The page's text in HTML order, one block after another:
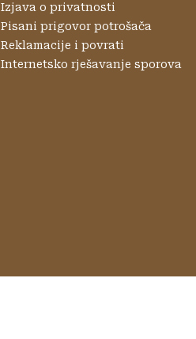
Izjava o privatnosti
Pisani prigovor potrošača
Reklamacije i povrati
Internetsko rješavanje sporova